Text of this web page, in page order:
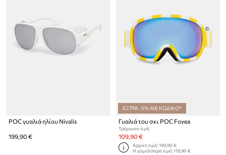
POC γυαλιά ηλίου Nivalis
199,90 €
ΕΞΤΡΑ -5% ΜΕ ΚΩΔΙΚΟ*
Γυαλιά του σκι POC Fovea
Τρέχουσα τιμή:
109,90 €
Αρχική τιμή:169,90 €
Η χαμηλότερη τιμή:119,90 €